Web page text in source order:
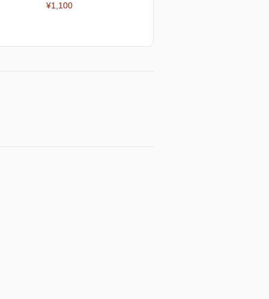
¥1,100